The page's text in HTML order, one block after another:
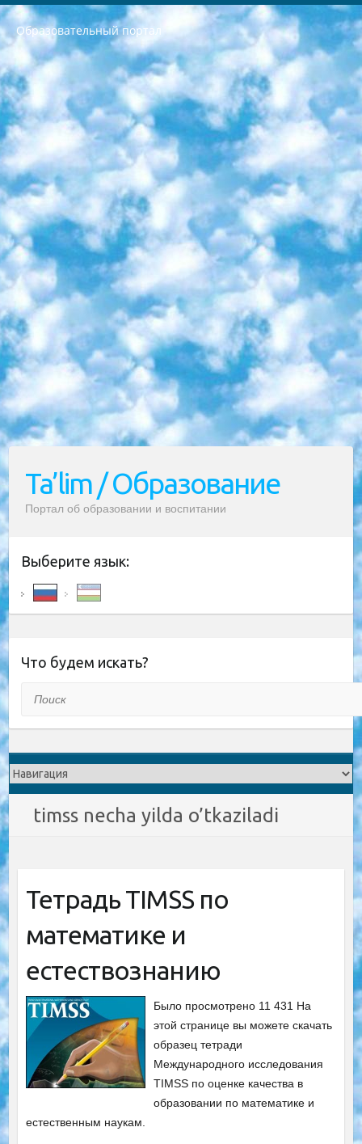
Образовательный портал
РЕСПУБЛИКА УЗБЕКИСТАН МИНИСТРЕРСТВО ДОШКОЛЬНОГО И ШКОЛЬНОГО ОБРАЗОВАНИЯ КОМАНДА в общеобразовательных учреждениях в 2023-2024 учебном году организация и проведение итоговой государственной аттестации обучающихся о Министра дошкольного и школьного образования Республики Узбекистан от 4 марта 2008 года (постановлением Минюста от 20 марта 2008 года № 1778 государственной регистрации) «Итоговое состояние учащихся общего среднего образования на основании положения об утверждении положения об аттестации общего среднего образования выпускной экзамен студентов в образовательных учреждениях в 2023-2024 учебном году В целях организации и прохождения аттестации приказываю: 1. Следующее: перечень предметов, по которым будет проводиться итоговая государственная аттестация и экзамен формы перевода согласно приложению 1; сертификаты международного образца, оценивающие уровень владения иностранными языками перечень согласно приложению 2; 2. Педагогический при специализированных образовательных учреждениях. научно-практический центр квалификации и международной оценки (Д.Давидова) 2024 г. До 25 марта: задания по предметам, по которым будет проводиться итоговая аттестация разработка и утверждение технических условий; итоговая аттестация на основании разработанного предметного задания разработка вопросов по предметам (устно и письменно), экзамен передача; общеобразовательные средние школы и специальные учебные заведения учащиеся выпускных классов школ и интернатов в агентской системе подготовка базы данных экзаменационных материалов и критериев оценки; перевод базы экзаменационных материалов на все языки обучения подать в Республиканский образовательный центр для изготовления; варианты экзаменов на основе разработанных контрольных материалов пусть будут поставлены задачи формирования. 3. Республиканский образовательный центр (Ш.Худайкулов) до 5 апреля 2024 года. до: база данных предоставленных экзаменационных материалов на все языки обучения перевод и экспертиза; для слепых, слабовидящих, глухих, слабослышащих и умственно отсталых детей учащиеся выпускных классов специализированных школ и школ-интернатов база данных экзаменационных материалов на всех преподаваемых языках подготовка критериев оценки; специализированные школы для умственно отсталых детей и технологии для учащихся выпускных классов школ-интернатов разработка соответствующих рекомендаций и критериев проведения ЕГЭ по естествознанию давать задания. 4. Педагогический при специализированных образовательных учреждениях. Научно-практический центр навыков и международной оценки (Д.Давидова), Республика образовательный центр (Худайкулов Ш.) итоговый государственный аттестационный экзамен ориентирован на творческое и логическое мышление при подготовке базы материалов учитывать введение заданий. 5. Следует отметить, что: сертификат государственного образца о знании общеобразовательного предмета и как минимум национальный уровень B1 по предметам на иностранных языках, указанным в Приложении 2. или международно признанный сертификат эквивалентного уровня студенты, изучающие определенный предмет, освобождаются от экзамена; по соответствующим предметам запланирована итоговая государственная аттестация за день до дня, путем жеребьевки Рабочей группой (в письменной форме по предметам, проводимым в форме) из числа сформированных вариантов выбрано 2 варианта; 2 выбранных варианта экзамена анонсированы на официальном сайте министерства и все выпускники по всей стране на основе этих вариантов проводит итоговую государственную аттестацию. 6. Государственное образование учащихся средних общеобразовательных учреждений. знания в соответствии с квалификационными требованиями, которые необходимо приобрести на основании стандартов итоговый (выпускной) контроль для 9 и 11 классов в целях тестирования Экзамены (далее – экзамены) состоят из предметов, перечисленных в приложении 1. будет сделано. 7. Экзамены пройдут с 26 мая по 15 июня 2024 г. (кроме науки физического воспитания). 8. Физическая для учащихся 9 классов общесредних образовательных учреждений. Экзамены по предмету «Образование, квалификация медицина» 1-6 мая 2024 года. сотрудники перевести под присмотр (с отклонениями в физическом или умственном развитии) специализированная школа для детей, школы-интернаты и со сколиозом школы-интернаты санаторного типа для больных детей исключены). 9. Он был слепым, слабовидящим и имел нарушения опорно-двигательного аппарата. экзамены в специализированных школах и интернатах для детей должны проводиться исходя из требований, предъявляемых к общеобразовательным учреждениям (физкультура кроме науки). 10. Специализированная школа для глухих и слабослышащих детей. и экзамены в интернатах и быть реализован в виде письменного теста по математике. 11. Специальность для умственно отсталых детей. Для 9 класса Родной язык и литературное письмо Государственный язык (язык обучения – узбекский). для неклассов) написано Математическое письмо Письменная/устная история Узбекистана Физическое воспитание практично Итоговый контроль Для 11 класса Написание родного языка и литературы (эссе) Математическое письмо Узбекский язык (обучение на узбекском языке) не посещающее общее среднее образование для учреждений)/Образовательное учреждение выбор письменный и устный Иностранный язык письменный/устный Письменная/устная история Узбекистана *По выбору студента:  Химия  Физика  Основы государственного права  География 10 бесплатных образовательных ресурсов - Мы составили подборку онлайн-проектов с интерактивными упражнениями, видеолекциями и статьями. Они помогут вам обрести новые и освежить старые знания бесплатно. 1. «ИНТУИТ» Старейшая образовательная площадка Рунета. Здесь вы найдёте сотни текстовых и видеокурсов на десятки различных тем — от программирования до психологии. Многие курсы подготовлены российскими университетами и крупными международными компаниями вроде Intel и Microsoft. Самостоятельное обучение бесплатное, но желающие могут оплатить услуги персональных наставников. 2. «Смартия» знакомит с актуальными профессиями и подсказывает, как им обучаться. Выбрав заинтересовавшую вас специальность — SMM-специалист, фотограф, веб-дизайнер или другую, — увидите список необходимых для неё умений. Чтобы вы могли освоить их самостоятельно, для каждого умения площадка отображает подборку ссылок на учебные материалы. Хотя «Смартия» ориентируется на русскоязычную аудиторию, часть контента всё же доступна только на английском. 3. «Лекторий Физтеха» Проект Московского физико-технического института (Физтеха). С его помощью вы можете смотреть онлайн серии лекций, записанные на видео в этом вузе. В числе доступных предметов — физика, биология, химия, информационные технологии и другие. К некоторым лекциям администрация ресурса прилагает готовые конспекты, которые можно скачивать в PDF-формате. 4. ITMOcourses Онлайн-площадка Санкт-Петербургского национального исследовательского университета информационных технологий, механики и оптики (ИТМО). Ресурс предоставляет свободный доступ к курсам, разработанным в этом вузе. Каталог материалов разбит на четыре категории: «Оптические системы и технологии», «Приборостроение и робототехника», «Информационные технологии» и «Биотехнологии». Курсы состоят из видеолекций, интерактивных демонстраций и заданий. 5. «КиберЛенинка» Электронная научная библиотека открытого доступа. Каталог площадки регулярно обрастает текстами статей из различных научных изданий. Сгруппированные по журналам и рубрикам публикации можно читать онлайн или скачивать целиком в PDF-формате. Проект нацелен на популяризацию науки за счёт открытого доступа к качественной информации. 6. «ПостНаука» На этом ресурсе публикуют подборки видеолекций, составленные экспертами из разных отраслей и объединённые общими темами. Среди них, к примеру, есть серии «Биоинформатика и геномика», «Культура средневековой Скандинавии» и Cinema Studies о теории кино. Каждая подборка лекций — логически связанная история, рассказанная экспертом от первого лица. Кроме того, на сайте появляются научно-образовательные статьи и тесты на разные темы. 7. «Newочём» Команда проекта «Newочём» отбирает самые интересные тексты из англоязычных СМИ и переводит те из них, за которые голосуют участники сообщества «ВКонтакте». По большей части это научно-популярные статьи. Редакторы придумывают лишь заголовки, в остальном содержание переводов соответствует оригиналам. Полные тексты можно читать прямо в социальной сети. 8. InternetUrok Онлайн-база материалов по основным дисциплинам школьной программы. Информация на сайте структурирована по классам, предметам и темам (урокам). Каждый урок состоит из видеолекций и конспектов. Есть также интерактивные тренажёры и тесты для закрепления пройденного материала. Даже если вы давно окончили школу, возможность повторить программу старших классов всегда может пригодиться. 9. Edutainme Ещё один ресурс об образовании. В отличие от Newtonew, как мне кажется, Edutainme больше ориентируется на представителей индустрии: педагогов, предпринимателей, разработчиков образовательных проектов. Но и любой, кто просто стремится к саморазвитию, найдёт на сайте много полезного и интересного для себя. Например, информацию о новых курсах и образовательных сервисах. 10. Newtonew Онлайн-медиа об образовании и обучении в широком смысле. Авторы Newtonew пишут об инструментах, заведениях, тактиках и стратегиях, которые помогают учить других и получать новые знания самостоятельно. На этой площадке вы найдёте новости, обзоры, аналитические мат
Ta’lim / Образование
Портал об образовании и воспитании
Выберите язык:
Что будем искать?
timss necha yilda o’tkaziladi
Тетрадь TIMSS по
математике и
естествознанию
Было просмотрено 11 431 На
этой странице вы можете скачать
образец тетради
Международного исследования
TIMSS по оценке качества в
образовании по математике и
естественным наукам.